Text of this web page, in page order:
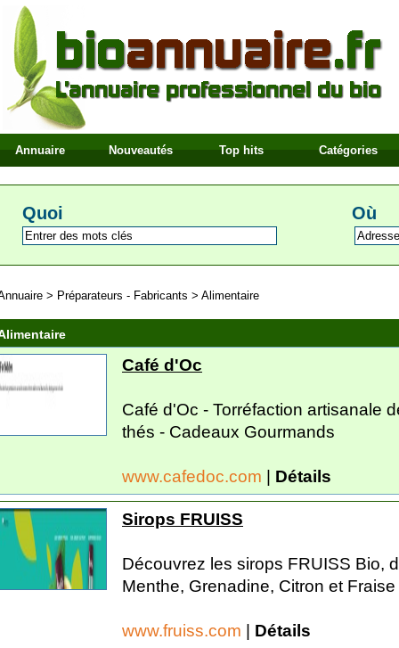
Annuaire Nouveautés Top hits Catégories
Quoi Où
> Préparateurs - Fabricants > Alimentaire
Café d'Oc
Café d'Oc - Torréfaction artisanale
thés - Cadeaux Gourmands
www.cafedoc.com | Détails
Sirops FRUISS
Découvrez les sirops FRUISS Bio,
Menthe, Grenadine, Citron et
www.fruiss.com | Détails